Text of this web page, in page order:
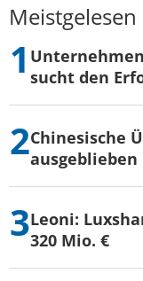
Meistgelesen
sucht den
Chinesische
ausgeblieben
Leoni:
320 Mio. €